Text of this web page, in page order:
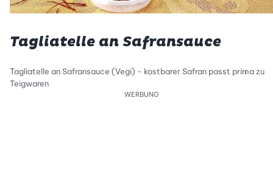
Tagliatelle an Safransauce
Tagliatelle an Safransauce (Vegi) - kostbarer Safran passt prima zu
Teigwaren
WERBUNG